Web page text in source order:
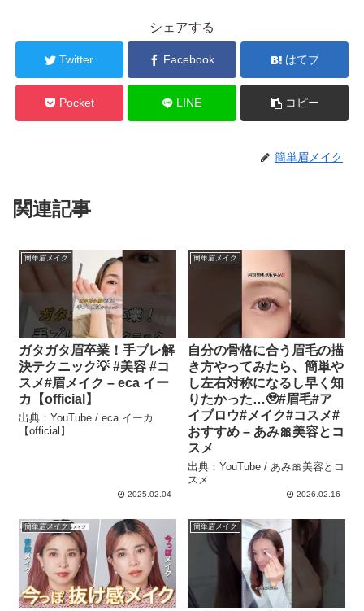
シェアする
Twitter Facebook はてブ
Pocket LINE コピー
簡単眉メイク
関連記事
簡単眉メイク
ガタガタ眉卒業！手ブレ解
決テクニック💡 #美容 #コ
スメ#眉メイク – eca イー
カ【official】
出典：YouTube / eca イーカ
【official】
2025.02.04
簡単眉メイク
自分の骨格に合う眉毛の描
き方やってみたら、簡単や
し左右対称になるし早く知
りたかった…🥹#眉毛#ア
イブロウ#メイク#コスメ#
おすすめ – あみ🎀美容とコ
スメ
出典：YouTube / あみ🎀美容とコ
スメ
2026.02.16
簡単眉メイク 簡単眉メイク